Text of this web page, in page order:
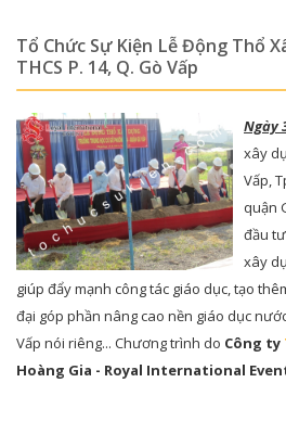
Tổ Chức Sự Kiện Lễ Động Thổ
THCS P. 14, Q. Gò Vấp
Ngày
xây
Vấp,
quận
đầu
xây
giúp đẩy mạnh công tác giáo dục, tạo
đại góp phần nâng cao nền giáo dục
Vấp nói riêng... Chương trình do Công ty
Hoàng Gia - Royal International